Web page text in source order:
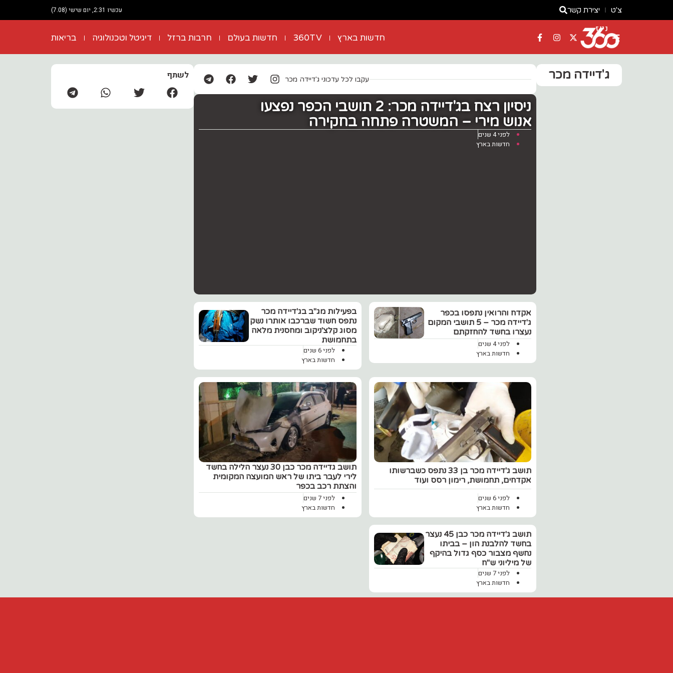
צ'ט יצירת קשר עכשיו 2:31, יום שישי (7.08)
ניוז
חדשות בארץ 360TV חדשות בעולם חרבות ברזל דיגיטל וטכנולוגיה בריאות
ג'דיידה מכר עקבו לכל עדכוני ג'דיידה מכר
ניסיון רצח בג'דיידה מכר: 2 תושבי הכפר נפצעו
אנוש מירי – המשטרה פתחה בחקירה
לפני 4 שנים
חדשות בארץ
אקדח והרואין נתפסו בכפר
ג'דיידה מכר – 5 תושבי המקום
נעצרו בחשד להחזקתם
לפני 4 שנים
חדשות בארץ
בפעילות מג"ב בג'דיידה מכר
נתפס חשוד שברכבו אותרו נשק
מסוג קלצ'ניקוב ומחסנית מלאה
בתחמושת
לפני 6 שנים
חדשות בארץ
תושב ג'דיידה מכר בן 33 נתפס כשברשותו
אקדחים, תחמושת, רימון רסס ועוד
לפני 6 שנים
חדשות בארץ
תושב גדיידה מכר כבן 30 נעצר הלילה בחשד
לירי לעבר ביתו של ראש המועצה המקומית
והצתת רכב בכפר
לפני 7 שנים
חדשות בארץ
תושב ג'דיידה מכר כבן 45 נעצר
בחשד להלבנת הון – בביתו
נחשף מצבור כסף גדול בהיקף
של מיליוני ש"ח
לפני 7 שנים
חדשות בארץ
לשתף